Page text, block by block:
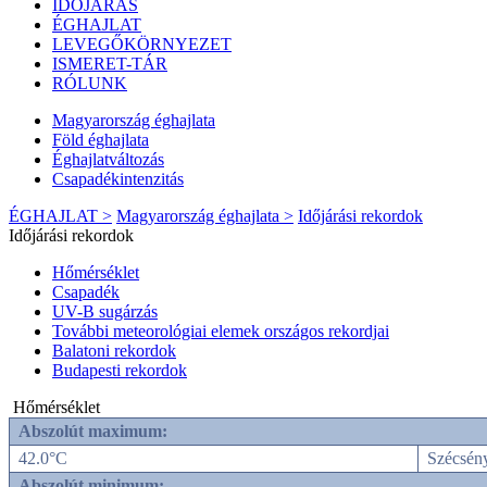
IDŐJÁRÁS
ÉGHAJLAT
LEVEGŐKÖRNYEZET
ISMERET-TÁR
RÓLUNK
Magyarország éghajlata
Föld éghajlata
Éghajlatváltozás
Csapadékintenzitás
ÉGHAJLAT > Magyarország éghajlata > Időjárási rekordok
Időjárási rekordok
Hőmérséklet
Csapadék
UV-B sugárzás
További meteorológiai elemek országos rekordjai
Balatoni rekordok
Budapesti rekordok
Hőmérséklet
Abszolút maximum:
42.0°C